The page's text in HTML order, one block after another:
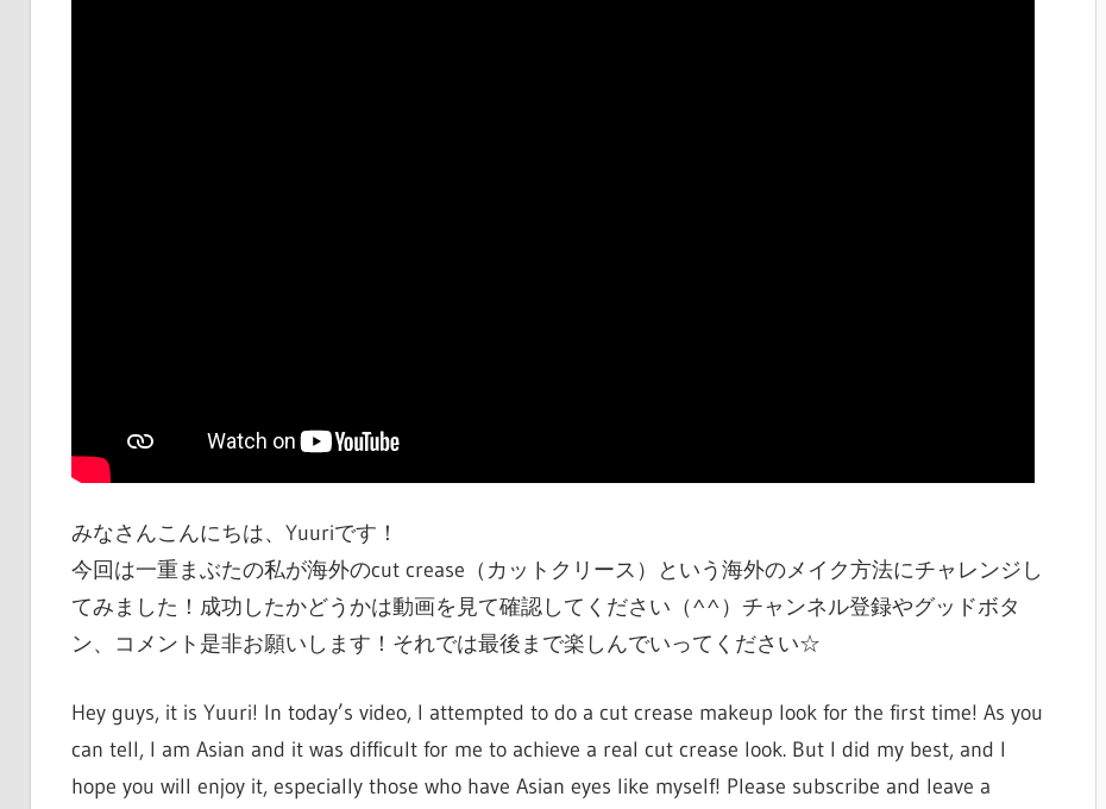
みなさんこんにちは、Yuuriです！
今回は一重まぶたの私が海外のcut crease（カットクリース）という海外のメイク方法にチャレンジし
てみました！成功したかどうかは動画を見て確認してください（^^）チャンネル登録やグッドボタ
ン、コメント是非お願いします！それでは最後まで楽しんでいってください☆
Hey guys, it is Yuuri! In today’s video, I attempted to do a cut crease makeup look for the first time! As you
can tell, I am Asian and it was difficult for me to achieve a real cut crease look. But I did my best, and I
hope you will enjoy it, especially those who have Asian eyes like myself! Please subscribe and leave a